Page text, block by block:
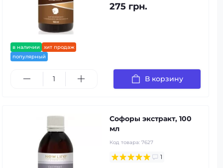
в наличии
хит продаж
популярный
275 грн.
В корзину
Софоры экстракт, 100
мл
Код товара: 7627
1